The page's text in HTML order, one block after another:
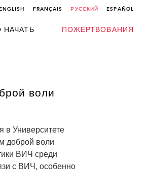
ENGLISH FRANÇAIS РУССКИЙ ESPAÑOL
НАЧАТЬ ПОЖЕРТВОВАНИЯ
воли
Университете
доброй воли
ВИЧ среди
с ВИЧ, особенно